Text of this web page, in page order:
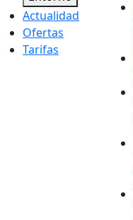
Actualidad
Ofertas
Tarifas